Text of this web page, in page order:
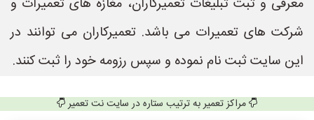
معرفی و ثبت تبلیغات تعمیرکاران، مغازه های تعمیرات و
شرکت های تعمیرات می باشد. تعمیرکاران می توانند در
این سایت ثبت نام نموده و سپس رزومه خود را ثبت کنند.
مراکز تعمیر به ترتیب ستاره در سایت نت تعمیر